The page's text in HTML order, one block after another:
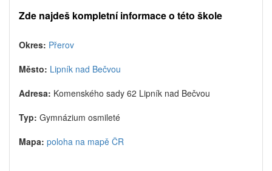
Zde najdeš kompletní informace o této škole
Okres: Přerov
Město: Lipník nad Bečvou
Adresa: Komenského sady 62 Lipník nad Bečvou
Typ: Gymnázium osmileté
Mapa: poloha na mapě ČR